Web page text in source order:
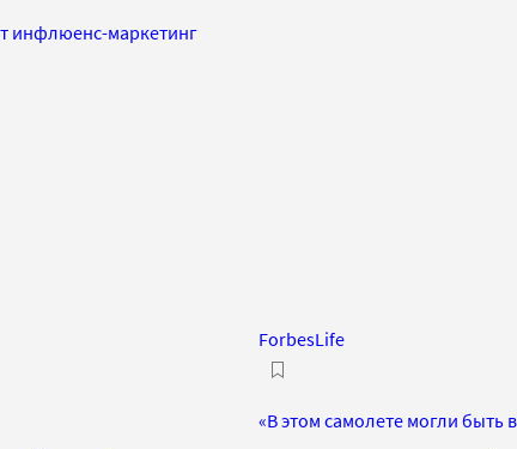
инфлюенс-маркетинг
ForbesLife
«В этом самолете могли